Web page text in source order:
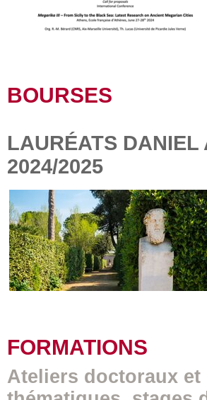
BOURSES
LAURÉATS DANIEL
2024/2025
FORMATIONS
Ateliers doctoraux et